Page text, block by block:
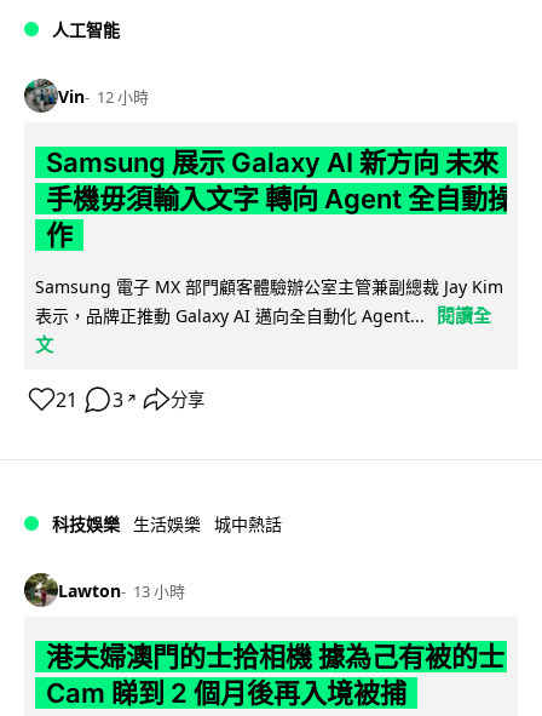
人工智能
Vin 12 小時
Samsung 展示 Galaxy AI 新方向 未來
手機毋須輸入文字 轉向 Agent 全自動操
作
Samsung 電子 MX 部門顧客體驗辦公室主管兼副總裁 Jay Kim
表示，品牌正推動 Galaxy AI 邁向全自動化 Agent...
閱讀全
文
21 3 ↗ 分享
科技娛樂 生活娛樂 城中熱話
Lawton 13 小時
港夫婦澳門的士拾相機 據為己有被的士
Cam 睇到 2 個月後再入境被捕